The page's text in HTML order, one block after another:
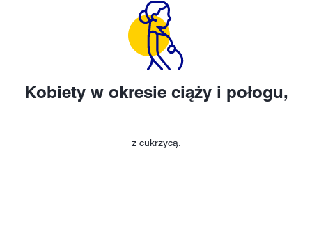
Kobiety w okresie ciąży i połogu,
z cukrzycą.